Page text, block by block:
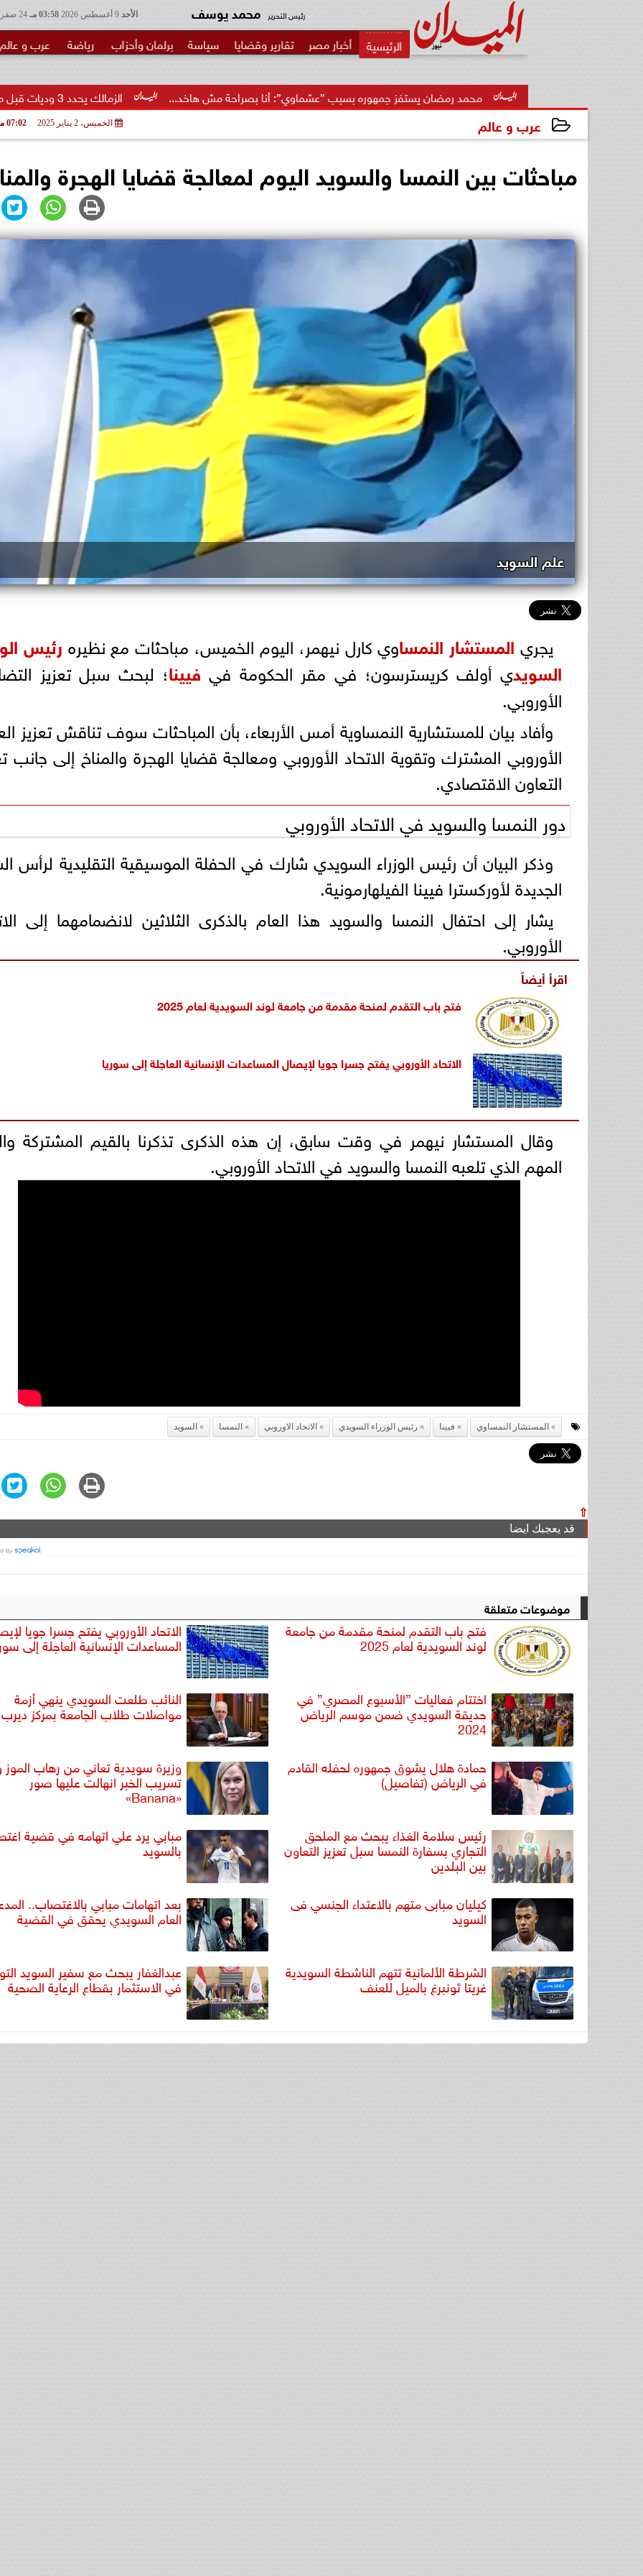
الأحد 03:58 مـ رئيس التحرير محمد يوسف
أخبار مصر تقارير وقضايا سياسة برلمان وأحزاب رياضة عرب و عالم
الزمالك يحدد 3 وديات قبل مواجهة الاتحاد السكندري محمد رمضان يستفز جمهوره بسبب ”عشماوي”: أنا بصراحة مش هاخد...
عرب و عالم الخميس، 2 يناير 2025 07:02 مـ
مباحثات بين النمسا والسويد اليوم لمعالجة قضايا الهجرة
علم السويد
يجري المستشار النمساوي كارل نيهمر، اليوم الخميس، مباحثات مع نظيره رئيس
السويدي أولف كريسترسون؛ في مقر الحكومة في فيينا؛ لبحث سبل تعزيز
الأوروبي.
وأفاد بيان للمستشارية النمساوية أمس الأربعاء، بأن المباحثات سوف تناقش تعزيز
الأوروبي المشترك وتقوية الاتحاد الأوروبي ومعالجة قضايا الهجرة والمناخ إلى جانب
التعاون الاقتصادي.
دور النمسا والسويد في الاتحاد الأوروبي
وذكر البيان أن رئيس الوزراء السويدي شارك في الحفلة الموسيقية التقليدية لرأس
الجديدة لأوركسترا فيينا الفيلهارمونية.
يشار إلى احتفال النمسا والسويد هذا العام بالذكرى الثلاثين لانضمامهما إلى
الأوروبي.
اقرأ أيضاً
فتح باب التقدم لمنحة مقدمة من جامعة لوند السويدية لعام 2025
الاتحاد الأوروبي يفتح جسرا جويا لإيصال المساعدات الإنسانية العاجلة إلى سوريا
وقال المستشار نيهمر في وقت سابق، إن هذه الذكرى تذكرنا بالقيم المشتركة
المهم الذي تلعبه النمسا والسويد في الاتحاد الأوروبي.
المستشار النمساوي فيينا رئيس الوزراء السويدي الاتحاد الاوروبي النمسا السويد
⇧
قد يعجبك ايضا
موضوعات متعلقة
فتح باب التقدم لمنحة مقدمة من جامعة
لوند السويدية لعام 2025
الاتحاد الأوروبي يفتح جسرا جويا
المساعدات الإنسانية العاجلة إلى
اختتام فعاليات ”الأسبوع المصري” في
حديقة السويدي ضمن موسم الرياض
2024
النائب طلعت السويدي ينهي أزمة
مواصلات طلاب الجامعة بمركز
حمادة هلال يشوق جمهوره لحفله القادم
في الرياض (تفاصيل)
وزيرة سويدية تعاني من رهاب الموز
تسريب الخبر انهالت عليها صور
«Banana»
رئيس سلامة الغذاء يبحث مع الملحق
التجاري بسفارة النمسا سبل تعزيز التعاون
بين البلدين
مبابي يرد علي اتهامه في قضية
بالسويد
كيليان مبابى متهم بالاعتداء الجنسي فى
السويد
بعد اتهامات مبابي بالاغتصاب..
العام السويدي يحقق في القضية
الشرطة الألمانية تتهم الناشطة السويدية
غريتا ثونبرغ بالميل للعنف
عبدالغفار يبحث مع سفير السويد
في الاستثمار بقطاع الرعاية الصحية